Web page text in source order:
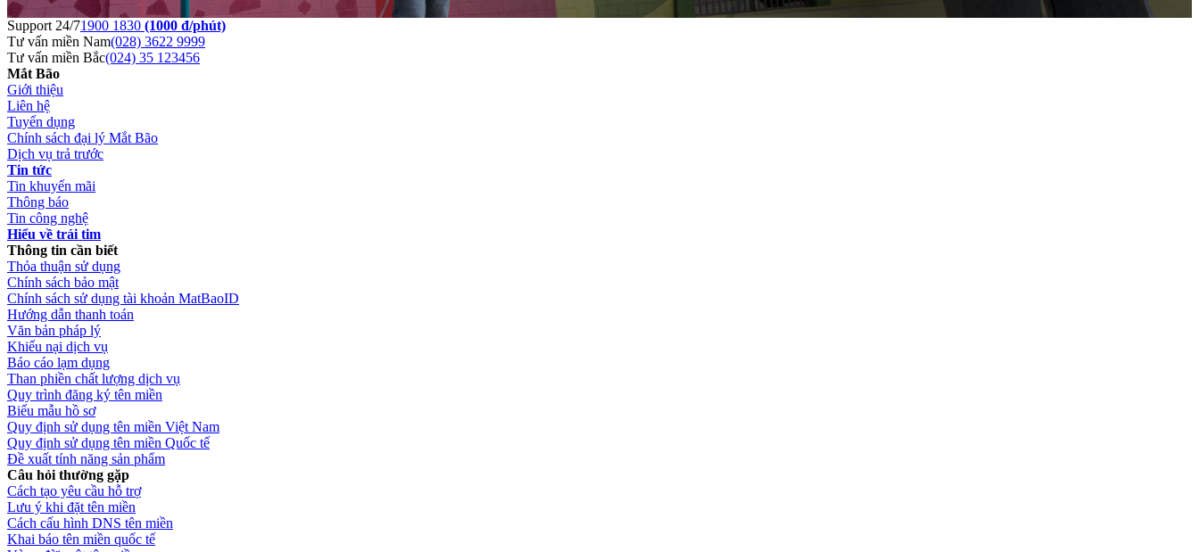
Support 24/71900 1830 (1000 đ/phút)
Tư vấn miền Nam(028) 3622 9999
Tư vấn miền Bắc(024) 35 123456
Mắt Bão
Giới thiệu
Liên hệ
Tuyển dụng
Chính sách đại lý Mắt Bão
Dịch vụ trả trước
Tin tức
Tin khuyến mãi
Thông báo
Tin công nghệ
Hiểu về trái tim
Thông tin cần biết
Thỏa thuận sử dụng
Chính sách bảo mật
Chính sách sử dụng tài khoản MatBaoID
Hướng dẫn thanh toán
Văn bản pháp lý
Khiếu nại dịch vụ
Báo cáo lạm dụng
Than phiền chất lượng dịch vụ
Quy trình đăng ký tên miền
Biểu mẫu hồ sơ
Quy định sử dụng tên miền Việt Nam
Quy định sử dụng tên miền Quốc tế
Đề xuất tính năng sản phẩm
Câu hỏi thường gặp
Cách tạo yêu cầu hỗ trợ
Lưu ý khi đặt tên miền
Cách cấu hình DNS tên miền
Khai báo tên miền quốc tế